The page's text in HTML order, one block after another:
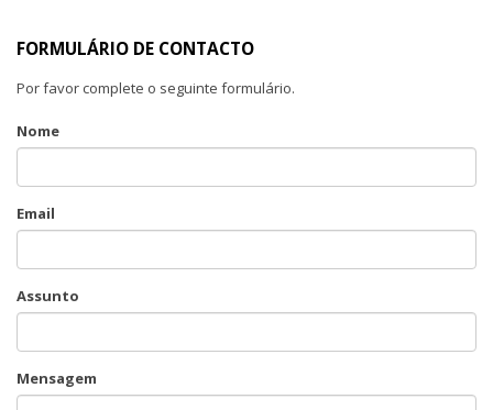
FORMULÁRIO DE CONTACTO
Por favor complete o seguinte formulário.
Nome
Email
Assunto
Mensagem